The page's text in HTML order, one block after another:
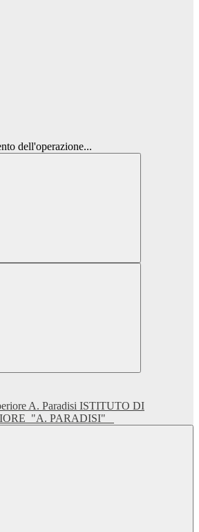
dell'operazione...
ISTITUTO DI
"A. PARADISI"